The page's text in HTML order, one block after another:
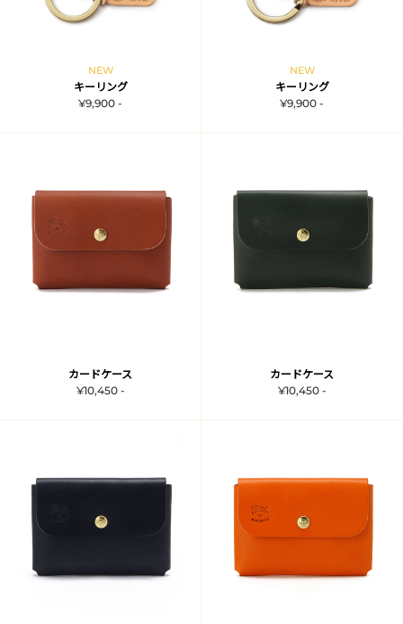
NEW
キーリング
¥9,900 -
NEW
キーリング
¥9,900 -
カードケース
¥10,450 -
カードケース
¥10,450 -